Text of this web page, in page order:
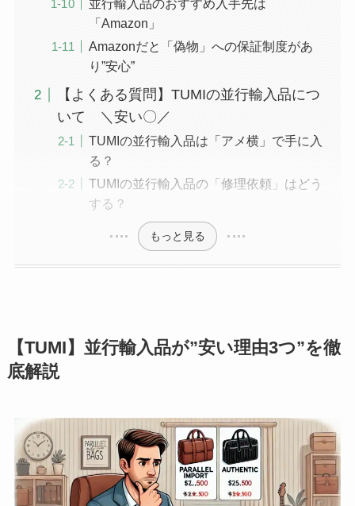
並行輸入品のおすすめ入手先は
「Amazon」
Amazonだと「偽物」への保証制度があ
り”安心”
【よくある質問】TUMIの並行輸入品につ
いて ＼安い〇／
TUMIの並行輸入品は「アメ横」で手に入
る？
TUMIの並行輸入品の「修理依頼」はどう
する？
もっと見る
【TUMI】並行輸入品が”安い理由3つ”を徹
底解説